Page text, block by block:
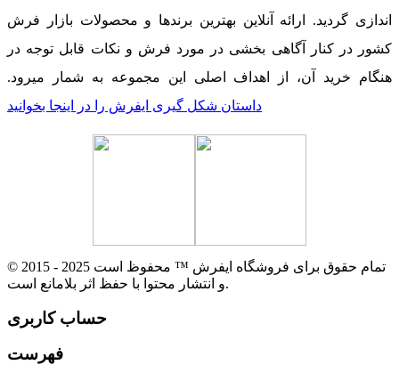
اندازی گردید. ارائه آنلاین بهترین برندها و محصولات بازار فرش
کشور در کنار آگاهی بخشی در مورد فرش و نکات قابل توجه در
هنگام خرید آن، از اهداف اصلی این مجموعه به شمار میرود.
داستان شکل گیری ایفرش را در اینجا بخوانید
© 2015 - 2025 تمام حقوق برای فروشگاه ایفرش ™ محفوظ است
و انتشار محتوا با حفظ اثر بلامانع است.
حساب کاربری
فهرست